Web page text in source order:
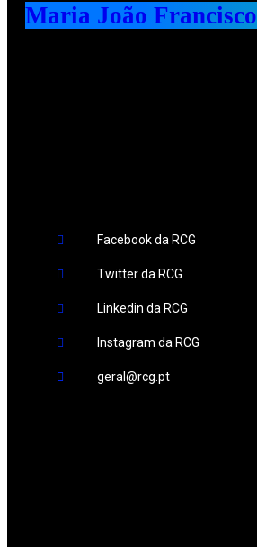
Maria João Francisco
Facebook da RCG
Twitter da RCG
Linkedin da RCG
Instagram da RCG
geral@rcg.pt